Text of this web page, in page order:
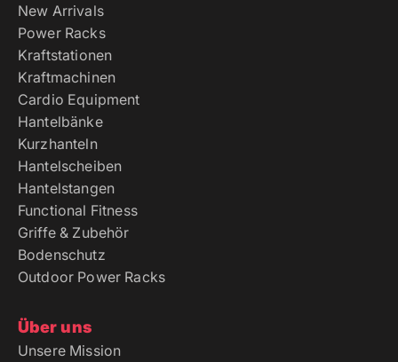
New Arrivals
Power Racks
Kraftstationen
Kraftmachinen
Cardio Equipment
Hantelbänke
Kurzhanteln
Hantelscheiben
Hantelstangen
Functional Fitness
Griffe & Zubehör
Bodenschutz
Outdoor Power Racks
Über uns
Unsere Mission